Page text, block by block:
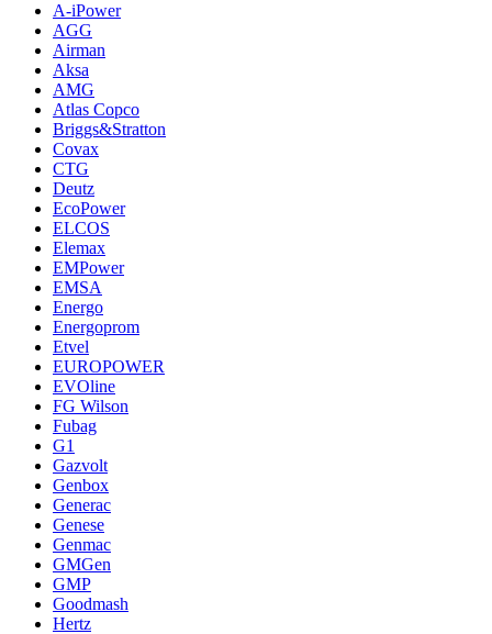
A-iPower
AGG
Airman
Aksa
AMG
Atlas Copco
Briggs&Stratton
Covax
CTG
Deutz
EcoPower
ELCOS
Elemax
EMPower
EMSA
Energo
Energoprom
Etvel
EUROPOWER
EVOline
FG Wilson
Fubag
G1
Gazvolt
Genbox
Generac
Genese
Genmac
GMGen
GMP
Goodmash
Hertz